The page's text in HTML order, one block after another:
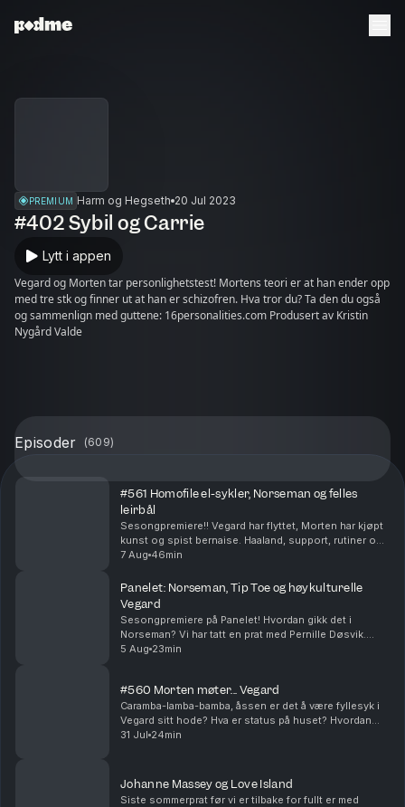
PREMIUM Harm og Hegseth 20 Jul 2023
#402 Sybil og Carrie
Lytt i appen
Vegard og Morten tar personlighetstest! Mortens teori er at han ender opp
med tre stk og finner ut at han er schizofren. Hva tror du? Ta den du også
og sammenlign med guttene: 16personalities.com Produsert av Kristin
Nygård Valde
Episoder (609)
#561 Homofile el-sykler, Norseman og felles
leirbål
Sesongpremiere!! Vegard har flyttet, Morten har kjøpt
kunst og spist bernaise. Haaland, support, rutiner og
festival - et fullt sommerkjør er over. Få på noe suziki!!
7 Aug 46min
Panelet: Norseman, Tip Toe og høykulturelle
Vegard
Sesongpremiere på Panelet! Hvordan gikk det i
Norseman? Vi har tatt en prat med Pernille Døsvik.
Morten har fått oppheng på ny serie og Vegard har
5 Aug 23min
#560 Morten møter... Vegard
Caramba-lamba-bamba, åssen er det å være fyllesyk i
Vegard sitt hode? Hva er status på huset? Hvordan
skal Vegard lage egne juletradisjoner? Produsert av
31 Jul 24min
Johanne Massey og Love Island
Siste sommerprat før vi er tilbake for fullt er med